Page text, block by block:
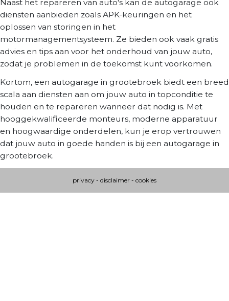
Naast het repareren van auto's kan de autogarage ook
diensten aanbieden zoals APK-keuringen en het
oplossen van storingen in het
motormanagementsysteem. Ze bieden ook vaak gratis
advies en tips aan voor het onderhoud van jouw auto,
zodat je problemen in de toekomst kunt voorkomen.
Kortom, een autogarage in grootebroek biedt een breed
scala aan diensten aan om jouw auto in topconditie te
houden en te repareren wanneer dat nodig is. Met
hooggekwalificeerde monteurs, moderne apparatuur
en hoogwaardige onderdelen, kun je erop vertrouwen
dat jouw auto in goede handen is bij een autogarage in
grootebroek.
privacy - disclaimer - cookies